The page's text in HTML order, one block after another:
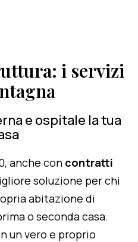
i servizi
e ospitale la tua
anche con contratti
soluzione per chi
abitazione di
o seconda casa.
un vero e proprio